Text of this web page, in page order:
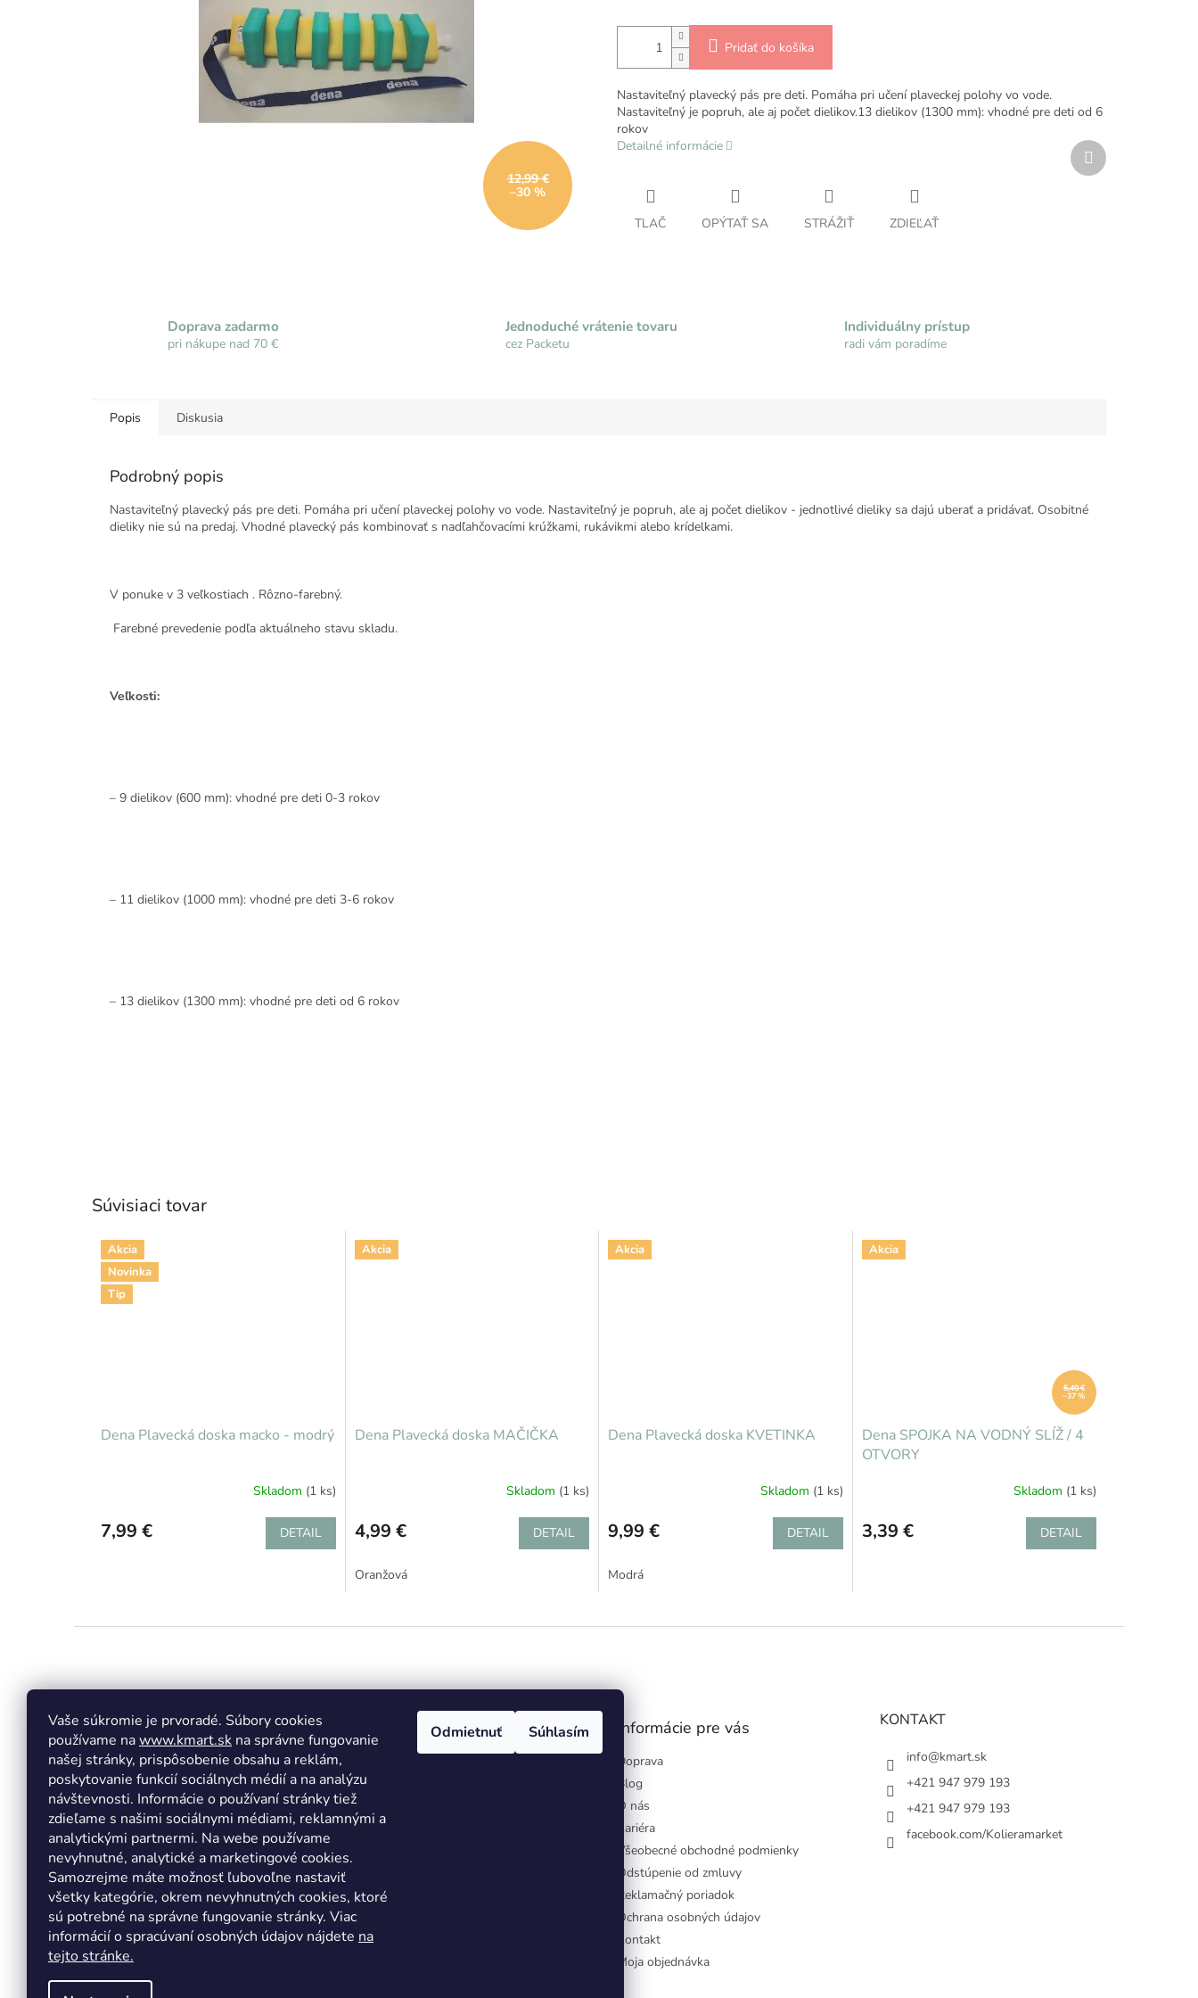
Vaše súkromie je prvoradé. Súbory cookies
používame nawww.kmart.sk na správne fungovanie
našej stránky, prispôsobenie obsahu a reklám,
poskytovanie funkcií sociálnych médií a na analýzu
návštevnosti. Informácie o používaní stránky tiež
zdieľame s našimi sociálnymi médiami, reklamnými a
analytickými partnermi. Na webe používame
nevyhnutné, analytické a marketingové cookies.
Samozrejme máte možnosť ľubovoľne nastaviť
všetky kategórie, okrem nevyhnutných cookies, ktoré
sú potrebné na správne fungovanie stránky. Viac
informácií o spracúvaní osobných údajov nájdete na
tejto stránke.
Odmietnuť Súhlasím
12,99 €
–30 %
Pridať do košíka
Nastaviteľný plavecký pás pre deti. Pomáha pri učení plaveckej polohy vo vode.
Nastaviteľný je popruh, ale aj počet dielikov.13 dielikov (1300 mm): vhodné pre deti od 6
rokov
Detailné informácie
TLAČ OPÝTAŤ SA STRÁŽIŤ ZDIEĽAŤ
Doprava zadarmo
pri nákupe nad 70 €
Jednoduché vrátenie tovaru
cez Packetu
Individuálny prístup
radi vám poradíme
Ďalší
produkt
Popis Diskusia
Podrobný popis
Nastaviteľný plavecký pás pre deti. Pomáha pri učení plaveckej polohy vo vode. Nastaviteľný je popruh, ale aj počet dielikov - jednotlivé dieliky sa dajú uberať a pridávať. Osobitné
dieliky nie sú na predaj. Vhodné plavecký pás kombinovať s nadľahčovacími krúžkami, rukávikmi alebo krídelkami.
V ponuke v 3 veľkostiach . Rôzno-farebný.
Farebné prevedenie podľa aktuálneho stavu skladu.
Veľkosti:
– 9 dielikov (600 mm): vhodné pre deti 0-3 rokov
– 11 dielikov (1000 mm): vhodné pre deti 3-6 rokov
– 13 dielikov (1300 mm): vhodné pre deti od 6 rokov
Súvisiaci tovar
Akcia
Novinka
Tip
Dena Plavecká doska macko - modrý
Skladom (1 ks)
7,99 € DETAIL
Akcia
Dena Plavecká doska MAČIČKA
Skladom (1 ks)
4,99 € DETAIL
Oranžová
Akcia
Dena Plavecká doska KVETINKA
produktu
z
Skladom (1 ks)
9,99 € DETAIL
Modrá
Akcia
5,40 €
–37 %
Dena SPOJKA NA VODNÝ SLÍŽ / 4
OTVORY
Skladom (1 ks)
3,39 € DETAIL
Facebook Informácie pre vás
Doprava
Blog
O nás
Kariéra
Všeobecné obchodné podmienky
Odstúpenie od zmluvy
Reklamačný poriadok
Ochrana osobných údajov
Kontakt
Moja objednávka
KONTAKT
info@kmart.sk
+421 947 979 193
+421 947 979 193
facebook.com/Kolieramarket